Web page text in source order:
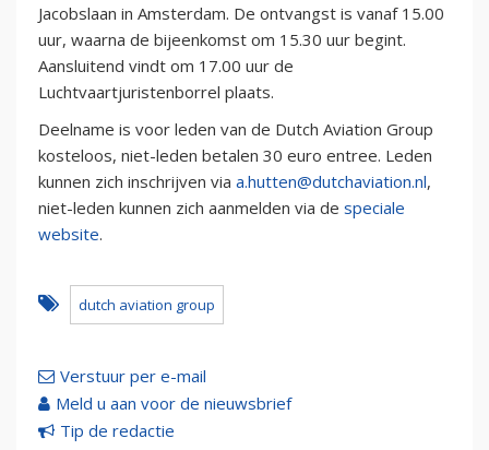
Jacobslaan in Amsterdam. De ontvangst is vanaf 15.00
uur, waarna de bijeenkomst om 15.30 uur begint.
Aansluitend vindt om 17.00 uur de
Luchtvaartjuristenborrel plaats.
Deelname is voor leden van de Dutch Aviation Group
kosteloos, niet-leden betalen 30 euro entree. Leden
kunnen zich inschrijven via a.hutten@dutchaviation.nl,
niet-leden kunnen zich aanmelden via de speciale
website.
dutch aviation group
Verstuur per e-mail
Meld u aan voor de nieuwsbrief
Tip de redactie